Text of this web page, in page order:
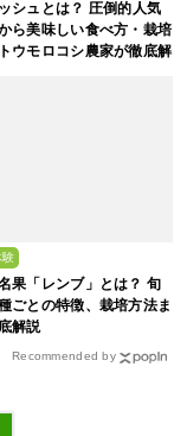
シュとは？ 圧倒的人気
ら美味しい食べ方・栽培
ウモロコシ農家が徹底解
験
果「レンブ」とは？ 旬
ごとの特徴、栽培方法ま
解説
Recommended by